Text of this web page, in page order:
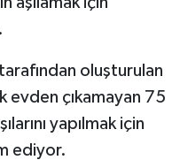
oluşturulan
evden çıkamayan 75
yapılmak için
ediyor.